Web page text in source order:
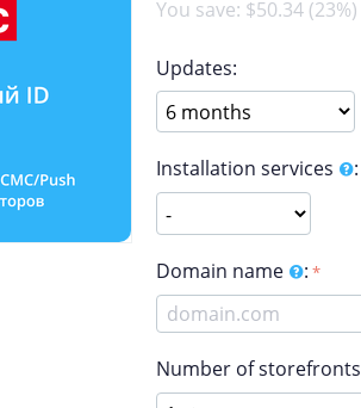
You save: $50.34 (23%)
Updates:
Installation services :
Domain name :
Number of storefronts